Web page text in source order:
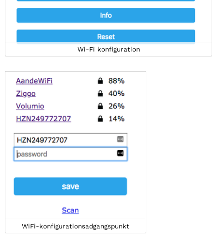
Wi-Fi konfiguration
WiFi-konfigurationsadgangspunkt